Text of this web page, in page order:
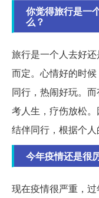
你觉得旅行是一
么？
旅行是一个人去好
而定。心情好的时
同行，热闹好玩。
考人生，疗伤放松
结伴同行，根据个人
今年疫情还是很
现在疫情很严重，